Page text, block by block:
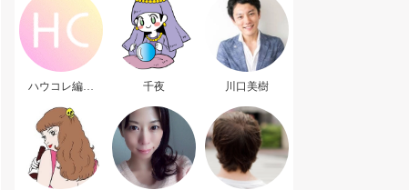
ハウコレ編集
千夜 川口美樹